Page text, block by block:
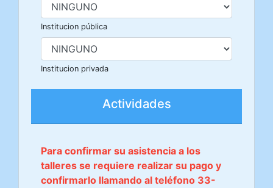
Institucion pública
Institucion privada
Actividades
Para confirmar su asistencia a los
talleres se requiere realizar su pago y
confirmarlo llamando al teléfono 33-